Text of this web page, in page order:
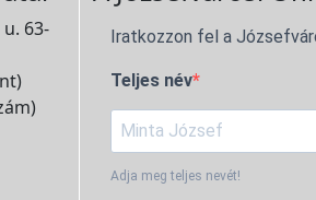
63-
Iratkozzon fel a
Teljes név
Adja meg teljes nevét!